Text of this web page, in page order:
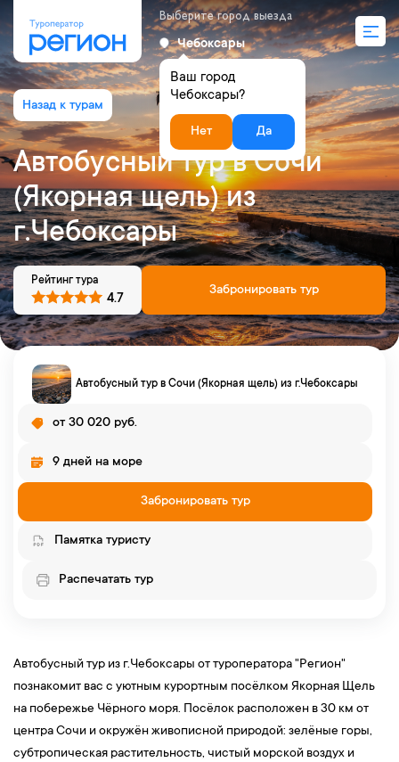
Выберите город выезда
Чебоксары
Ваш город
Чебоксары?
Нет Да
Автобусный тур в Сочи
(Якорная щель) из
г.Чебоксары
Забронировать тур
Рейтинг тура
4.7
Автобусный тур в Сочи (Якорная щель) из г.Чебоксары
от 30 020 руб.
9 дней на море
Забронировать тур
Памятка туристу
Распечатать тур
Автобусный тур из г.Чебоксары от туроператора "Регион"
познакомит вас с уютным курортным посёлком Якорная Щель
на побережье Чёрного моря. Посёлок расположен в 30 км от
центра Сочи и окружён живописной природой: зелёные горы,
субтропическая растительность, чистый морской воздух и